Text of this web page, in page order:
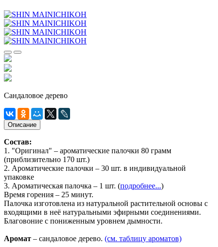
Сандаловое дерево
Описание
Состав:
1. "Оригинал" – ароматические палочки 80 грамм
(приблизительно 170 шт.)
2. Ароматические палочки – 30 шт. в индивидуальной
упаковке
3. Ароматическая палочка – 1 шт. (подробнее...)
Время горения – 25 минут.
Палочка изготовлена из натуральной растительной основы с
входящими в неё натуральными эфирными соединениями.
Благовоние с пониженным уровнем дымности.
Аромат – сандаловое дерево. (см. таблицу ароматов)